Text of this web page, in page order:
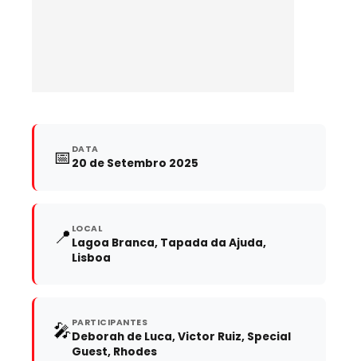
📅 DATA
20 de Setembro 2025
📍 LOCAL
Lagoa Branca, Tapada da Ajuda,
Lisboa
🎤PARTICIPANTES
Deborah de Luca, Victor Ruiz, Special
Guest, Rhodes